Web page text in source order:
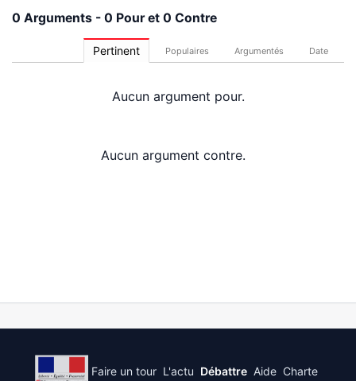
0 Arguments - 0 Pour et 0 Contre
Pertinent Populaires Argumentés Date
Aucun argument pour.
Aucun argument contre.
Faire un tour L'actu Débattre Aide Charte